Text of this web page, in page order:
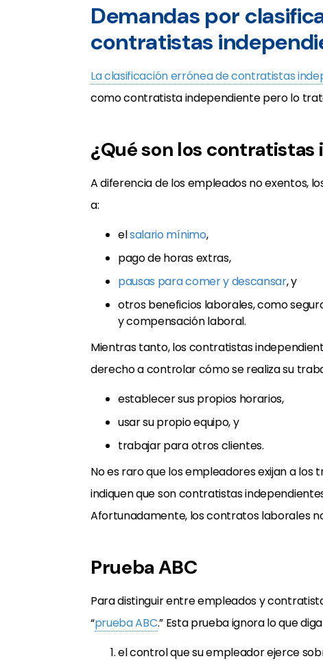
Demandas por
contratistas
La clasificación errónea de contratistas
como contratista independiente pero lo
¿Qué son los
A diferencia de los empleados no exentos,
a:
elsalario mínimo,
pago de horas extras,
pausas para comer y descansar, y
otros beneficios laborales, como
y compensación laboral.
Mientras tanto, los contratistas
derecho a controlar cómo se realiza su
establecer sus propios horarios,
usar su propio equipo, y
trabajar para otros clientes.
No es raro que los empleadores exijan a
indiquen que son contratistas
Afortunadamente, los contratos laborales
Prueba ABC
Para distinguir entre empleados y
“prueba ABC.” Esta prueba ignora lo que
el control que su empleador ejerce